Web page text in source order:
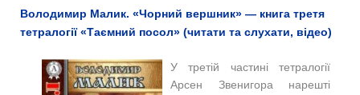
Володимир Малик. «Чорний вершник» — книга третя
тетралогії «Таємний посол» (читати та слухати, відео)
У третій частині тетралогії
Арсен Звенигора нарешті